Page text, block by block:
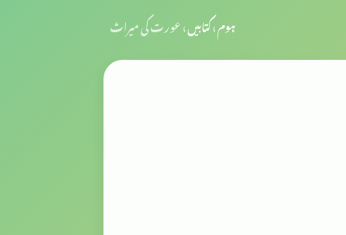
ہوم›کتابیں›عورت کی میراث